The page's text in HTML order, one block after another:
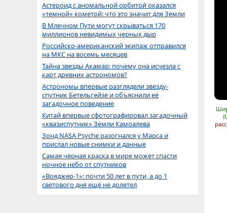
Астероид с аномальной орбитой оказался
«темной» кометой: что это значит для Земли
В Млечном Пути могут скрываться 170
миллионов невидимых черных дыр
Российско-американский экипаж отправился
на МКС на восемь месяцев
Тайна звезды Акамар: почему она исчезла с
карт древних астрономов?
Астрономы впервые разглядели звезду-
спутник Бетельгейзе и объяснили её
загадочное поведение
Китай впервые сфотографировал загадочный
«квазиспутник» Земли Камоалева
Зонд NASA Psyche разогнался у Марса и
прислал новые снимки и данные
Самая чёрная краска в мире может спасти
ночное небо от спутников
«Вояджер-1»: почти 50 лет в пути, а до 1
светового дня ещё не долетел